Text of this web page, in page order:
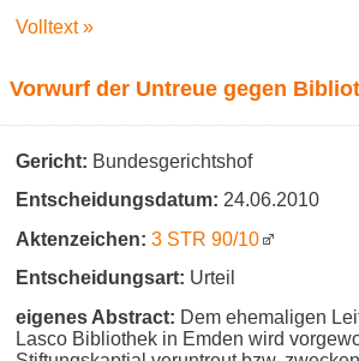
Volltext »
Vorwurf der Untreue gegen
Gericht: Bundesgerichtshof
Entscheidungsdatum: 24.06.2010
Aktenzeichen: 3 STR 90/10
Entscheidungsart: Urteil
eigenes Abstract: Dem ehemaligen
Lasco Bibliothek in Emden wird